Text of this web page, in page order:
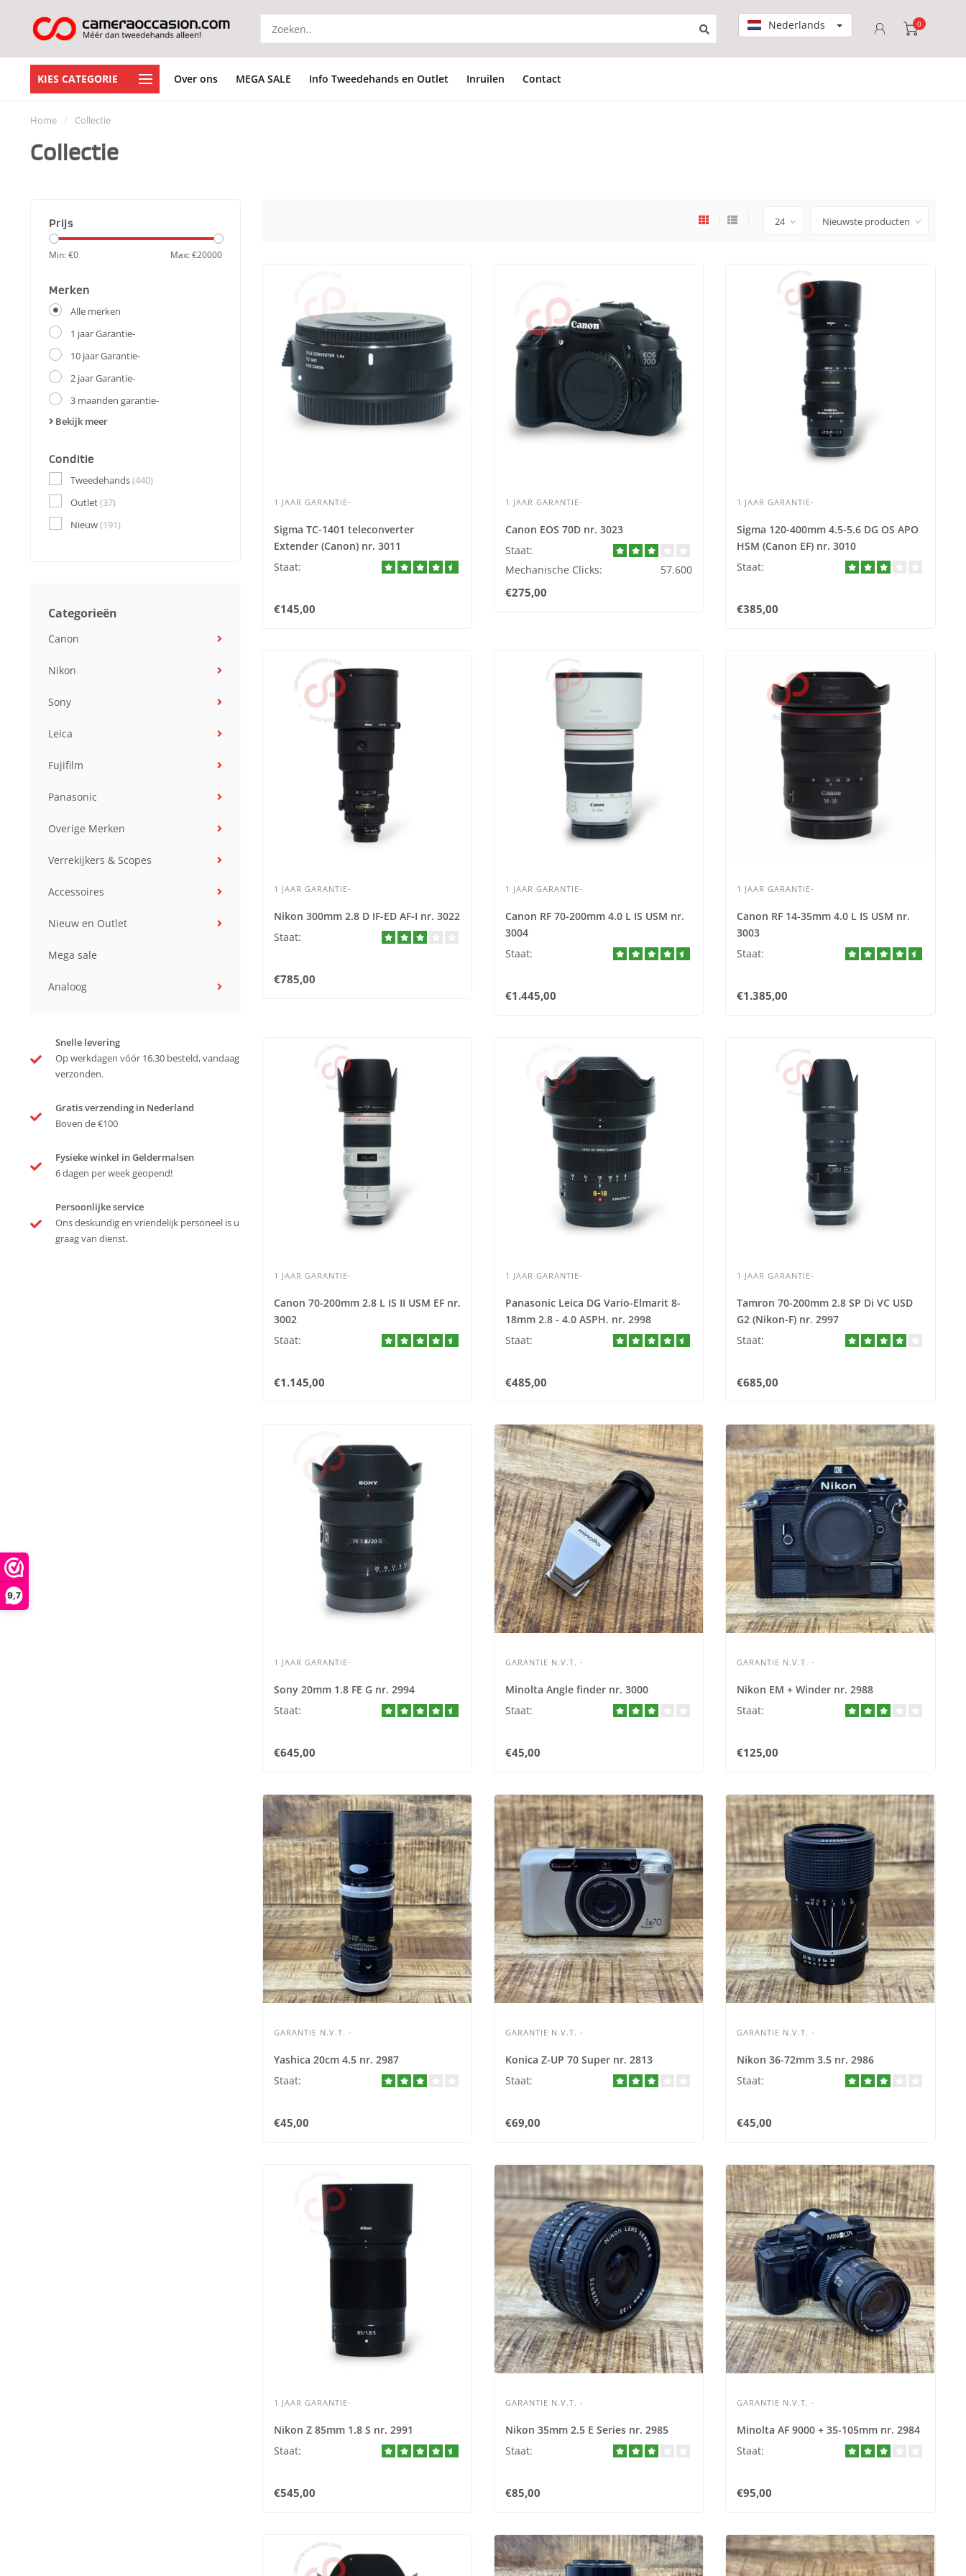
9,7
Nederlands 0
KIES CATEGORIE Over ons MEGA SALE Info Tweedehands en Outlet Inruilen Contact
Home / Collectie
Collectie
Prijs
Min: €0 Max: €20000
Merken
Alle merken
1 jaar Garantie-
10 jaar Garantie-
2 jaar Garantie-
3 maanden garantie-
Bekijk meer
Conditie
Tweedehands(440)
Outlet(37)
Nieuw(191)
Categorieën
Canon
Nikon
Sony
Leica
Fujifilm
Panasonic
Overige Merken
Verrekijkers & Scopes
Accessoires
Nieuw en Outlet
Mega sale
Analoog
Snelle levering
Op werkdagen vóór 16.30 besteld, vandaag
verzonden.
Gratis verzending in Nederland
Boven de €100
Fysieke winkel in Geldermalsen
6 dagen per week geopend!
Persoonlijke service
Ons deskundig en vriendelijk personeel is u
graag van dienst.
1 JAAR GARANTIE-
Sigma TC-1401 teleconverter
Extender (Canon) nr. 3011
Staat:
€145,00
1 JAAR GARANTIE-
Canon EOS 70D nr. 3023
Staat:
Mechanische Clicks:
57.600
€275,00
1 JAAR GARANTIE-
Sigma 120-400mm 4.5-5.6 DG OS APO
HSM (Canon EF) nr. 3010
Staat:
€385,00
1 JAAR GARANTIE-
Nikon 300mm 2.8 D IF-ED AF-I nr. 3022
Staat:
€785,00
1 JAAR GARANTIE-
Canon RF 70-200mm 4.0 L IS USM nr.
3004
Staat:
€1.445,00
1 JAAR GARANTIE-
Canon RF 14-35mm 4.0 L IS USM nr.
3003
Staat:
€1.385,00
1 JAAR GARANTIE-
Canon 70-200mm 2.8 L IS II USM EF nr.
3002
Staat:
€1.145,00
1 JAAR GARANTIE-
Panasonic Leica DG Vario-Elmarit 8-
18mm 2.8 - 4.0 ASPH. nr. 2998
Staat:
€485,00
1 JAAR GARANTIE-
Tamron 70-200mm 2.8 SP Di VC USD
G2 (Nikon-F) nr. 2997
Staat:
€685,00
1 JAAR GARANTIE-
Sony 20mm 1.8 FE G nr. 2994
Staat:
€645,00
GARANTIE N.V.T. -
Minolta Angle finder nr. 3000
Staat:
€45,00
GARANTIE N.V.T. -
Nikon EM + Winder nr. 2988
Staat:
€125,00
GARANTIE N.V.T. -
Yashica 20cm 4.5 nr. 2987
Staat:
€45,00
GARANTIE N.V.T. -
Konica Z-UP 70 Super nr. 2813
Staat:
€69,00
GARANTIE N.V.T. -
Nikon 36-72mm 3.5 nr. 2986
Staat:
€45,00
1 JAAR GARANTIE-
Nikon Z 85mm 1.8 S nr. 2991
Staat:
€545,00
GARANTIE N.V.T. -
Nikon 35mm 2.5 E Series nr. 2985
Staat:
€85,00
GARANTIE N.V.T. -
Minolta AF 9000 + 35-105mm nr. 2984
Staat:
€95,00